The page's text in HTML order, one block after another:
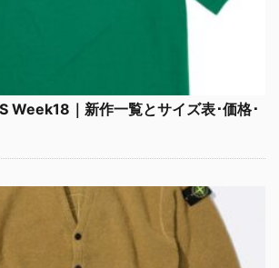
Week18｜新作一覧とサイズ表･価格･